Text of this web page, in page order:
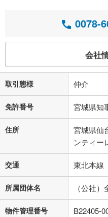
0078-
会社
取引態様 仲介
免許番号 宮城県知
住所
宮城県仙
ンティー
交通 東北本線
所属団体名 （公社
物件管理番号 B22405-